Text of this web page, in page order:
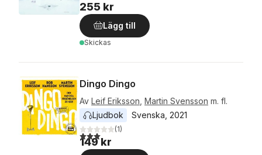
255 kr
Lägg till
Skickas
Dingo Dingo
Av Leif Eriksson Martin Svensson m. fl.
Ljudbok
Svenska 2021
3,0utav 5 stjärnor. Totalt antal röster:
(1)
149 kr